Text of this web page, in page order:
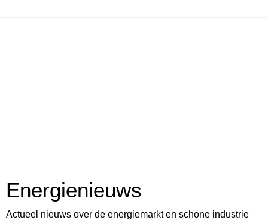
Energienieuws
Actueel nieuws over de energiemarkt en schone industrie